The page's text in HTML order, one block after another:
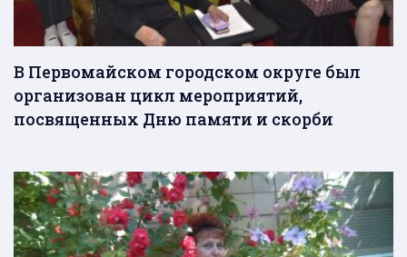
В Первомайском городском округе был
организован цикл мероприятий,
посвященных Дню памяти и скорби